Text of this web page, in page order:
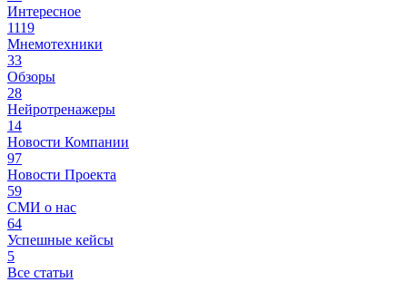
Интересное
1119
Мнемотехники
33
Обзоры
28
Нейротренажеры
14
Новости Компании
97
Новости Проекта
59
СМИ о нас
64
Успешные кейсы
5
Все статьи